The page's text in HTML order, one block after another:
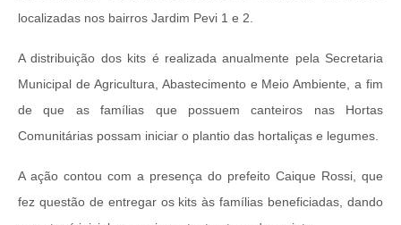
localizadas nos bairros Jardim Pevi 1 e 2.
A distribuição dos kits é realizada anualmente pela Secretaria
Municipal de Agricultura, Abastecimento e Meio Ambiente, a fim
de que as famílias que possuem canteiros nas Hortas
Comunitárias possam iniciar o plantio das hortaliças e legumes.
A ação contou com a presença do prefeito Caique Rossi, que
fez questão de entregar os kits às famílias beneficiadas, dando